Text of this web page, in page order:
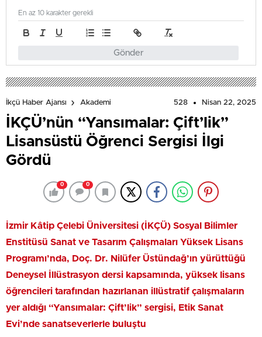
Gönder
En az 10 karakter gerekli
İkçü Haber Ajansı Akademi 528 Nisan 22, 2025
İKÇÜ’nün “Yansımalar: Çift’lik”
Lisansüstü Öğrenci Sergisi İlgi
Gördü
0 0
İzmir Kâtip Çelebi Üniversitesi (İKÇÜ) Sosyal Bilimler
Enstitüsü Sanat ve Tasarım Çalışmaları Yüksek Lisans
Programı’nda, Doç. Dr. Nilüfer Üstündağ’ın yürüttüğü
Deneysel İllüstrasyon dersi kapsamında, yüksek lisans
öğrencileri tarafından hazırlanan illüstratif çalışmaların
yer aldığı “Yansımalar: Çift’lik” sergisi, Etik Sanat
Evi’nde sanatseverlerle buluştu